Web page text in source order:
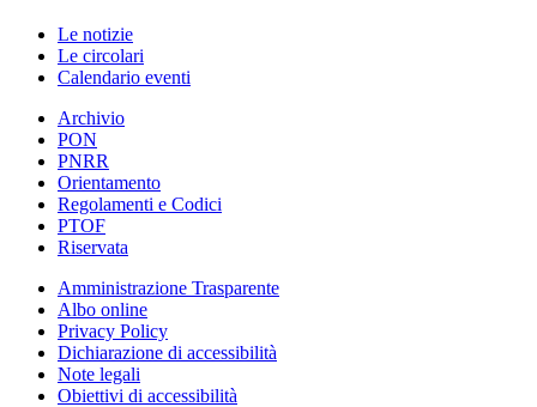
Le notizie
Le circolari
Calendario eventi
Archivio
PON
PNRR
Orientamento
Regolamenti e Codici
PTOF
Riservata
Amministrazione Trasparente
Albo online
Privacy Policy
Dichiarazione di accessibilità
Note legali
Obiettivi di accessibilità